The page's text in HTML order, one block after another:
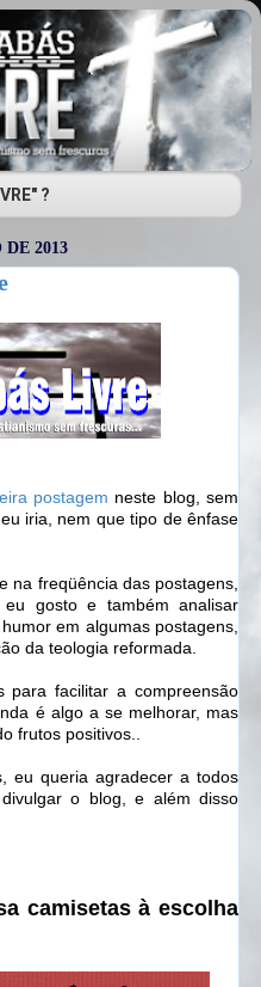
2013
postagem neste blog, sem
iria, nem que tipo de ênfase
na freqüência das postagens,
gosto e também analisar
em algumas postagens,
da teologia reformada.
para facilitar a compreensão
é algo a se melhorar, mas
frutos positivos..
eu queria agradecer a todos
o blog, e além disso
camisetas à escolha